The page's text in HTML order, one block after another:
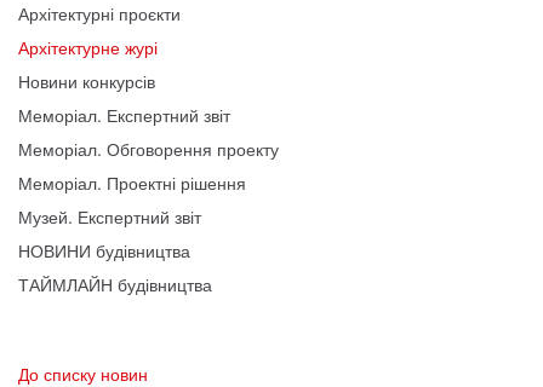
Архітектурні проєкти
Архітектурне журі
Новини конкурсів
Меморіал. Експертний звіт
Меморіал. Обговорення проекту
Меморіал. Проектні рішення
Музей. Експертний звіт
НОВИНИ будівництва
ТАЙМЛАЙН будівництва
До списку новин